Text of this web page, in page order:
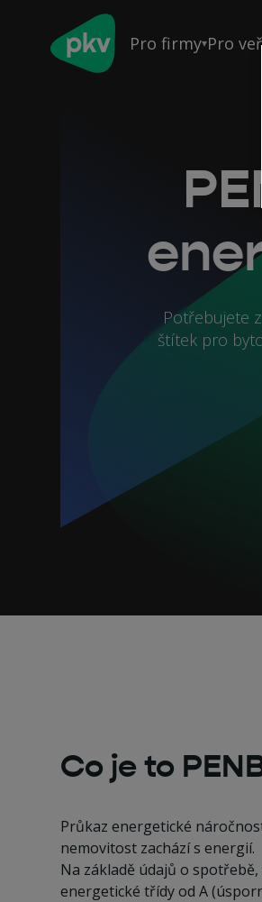
Pro firmy▾Pro
Potřebujete
štítek pro
Co je to
Průkaz energetické
nemovitost zachází s energií.
Na základě údajů o
energetické třídy od A